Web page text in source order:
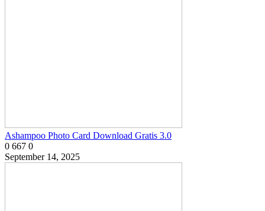
Ashampoo Photo Card Download Gratis 3.0
0 667 0
September 14, 2025